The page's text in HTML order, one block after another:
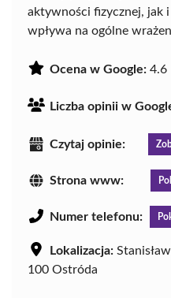
aktywności fizycznej, jak
wpływa na ogólne
Ocena w Google: 4.6
Liczba opinii w
Czytaj opinie:
Strona www:
Numer telefonu:
Lokalizacja:
100 Ostróda